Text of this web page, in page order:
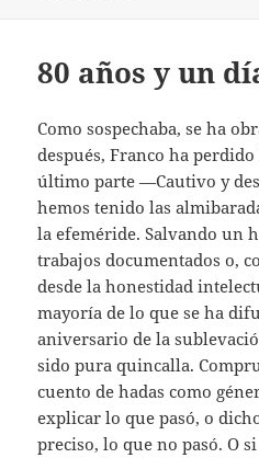
80 años y un
Como sospechaba, se ha
después, Franco ha
último parte —Cautivo y
hemos tenido las
la efeméride. Salvando un
trabajos documentados o,
desde la honestidad
mayoría de lo que se ha
aniversario de la
sido pura quincalla.
cuento de hadas como
explicar lo que pasó, o
preciso, lo que no pasó. O